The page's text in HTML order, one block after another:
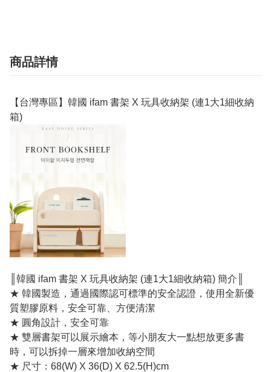
商品詳情
【台灣專區】韓國 ifam 書架 X 玩具收納架 (連1大1細收納
箱)
║韓國 ifam 書架 X 玩具收納架 (連1大1細收納箱) 簡介║
★ 韓國製造，通過國際認可標準的安全認證，使用全新優
質塑膠原料，安全可靠、方便清潔
★ 圓角設計，安全可靠
★ 雙層書架可以展示繪本，等小朋友大一點想放更多書
時，可以拆掉一層來增加收納空間
★ 尺寸：68(W) X 36(D) X 62.5(H)cm